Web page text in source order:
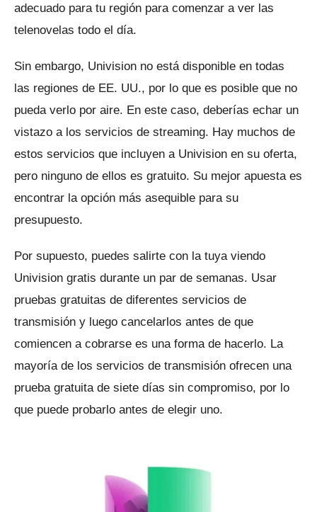
adecuado para tu región para comenzar a ver las
telenovelas todo el día.
Sin embargo, Univision no está disponible en todas
las regiones de EE. UU., por lo que es posible que no
pueda verlo por aire. En este caso, deberías echar un
vistazo a los servicios de streaming. Hay muchos de
estos servicios que incluyen a Univision en su oferta,
pero ninguno de ellos es gratuito. Su mejor apuesta es
encontrar la opción más asequible para su
presupuesto.
Por supuesto, puedes salirte con la tuya viendo
Univision gratis durante un par de semanas. Usar
pruebas gratuitas de diferentes servicios de
transmisión y luego cancelarlos antes de que
comiencen a cobrarse es una forma de hacerlo. La
mayoría de los servicios de transmisión ofrecen una
prueba gratuita de siete días sin compromiso, por lo
que puede probarlo antes de elegir uno.